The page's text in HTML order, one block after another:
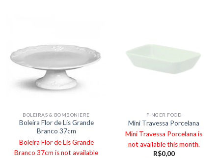
BOLEIRAS & BOMBONIERE
Boleira Flor de Lis Grande
Branco 37cm
Boleira Flor de Lis Grande
Branco 37cm is not available
FINGER FOOD
Mini Travessa Porcelana
Mini Travessa Porcelana is
not available this month.
R$0,00